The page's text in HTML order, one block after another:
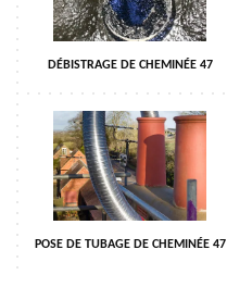
DÉBISTRAGE DE CHEMINÉE 47
POSE DE TUBAGE DE CHEMINÉE 47